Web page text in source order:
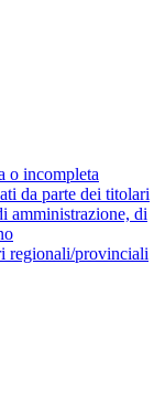
o incompleta
da parte dei titolari
amministrazione, di
regionali/provinciali